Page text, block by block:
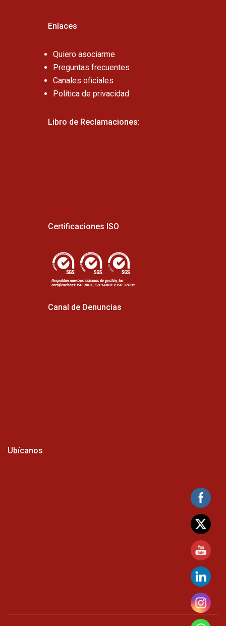
Enlaces
Quiero asociarme
Preguntas frecuentes
Canales oficiales
Política de privacidad
Libro de Reclamaciones:
Certificaciones ISO
Canal de Denuncias
Ubícanos